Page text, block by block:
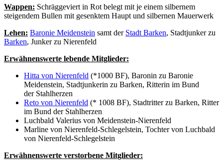
Wappen: Schräggeviert in Rot belegt mit je einem silbernem
steigendem Bullen mit gesenktem Haupt und silbernen Mauerwerk
Lehen: Baronie Meidenstein samt der Stadt Barken, Stadtjunker zu
Barken, Junker zu Nierenfeld
Erwähnenswerte lebende Mitglieder:
Hitta von Nierenfeld (*1000 BF), Baronin zu Baronie
Meidenstein, Stadtjunkerin zu Barken, Ritterin im Bund
der Stahlherzen
Reto von Nierenfeld (* 1008 BF), Stadtritter zu Barken, Ritter
im Bund der Stahlherzen
Luchbald Valerius von Meidenstein-Nierenfeld
Marline von Nierenfeld-Schlegelstein, Tochter von Luchbald
von Nierenfeld-Schlegelstein
Erwähnenswerte verstorbene Mitglieder: